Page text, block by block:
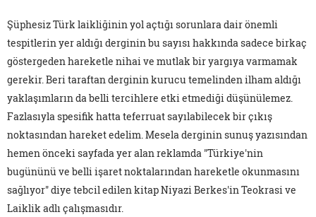
Şüphesiz Türk laikliğinin yol açtığı sorunlara dair önemli
tespitlerin yer aldığı derginin bu sayısı hakkında sadece birkaç
göstergeden hareketle nihai ve mutlak bir yargıya varmamak
gerekir. Beri taraftan derginin kurucu temelinden ilham aldığı
yaklaşımların da belli tercihlere etki etmediği düşünülemez.
Fazlasıyla spesifik hatta teferruat sayılabilecek bir çıkış
noktasından hareket edelim. Mesela derginin sunuş yazısından
hemen önceki sayfada yer alan reklamda "Türkiye'nin
bugününü ve belli işaret noktalarından hareketle okunmasını
sağlıyor" diye tebcil edilen kitap Niyazi Berkes'in Teokrasi ve
Laiklik adlı çalışmasıdır.